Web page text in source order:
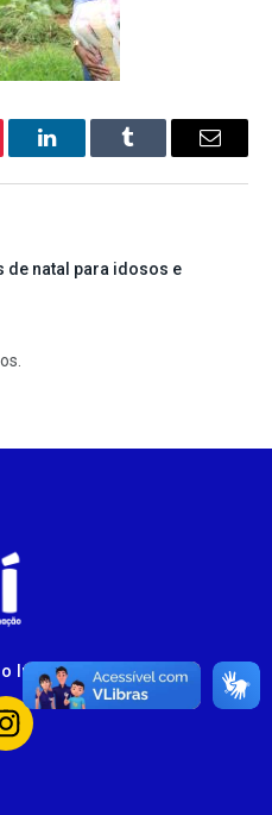
LinkedInTumblr
E-
de natal para idosos e
Instagram